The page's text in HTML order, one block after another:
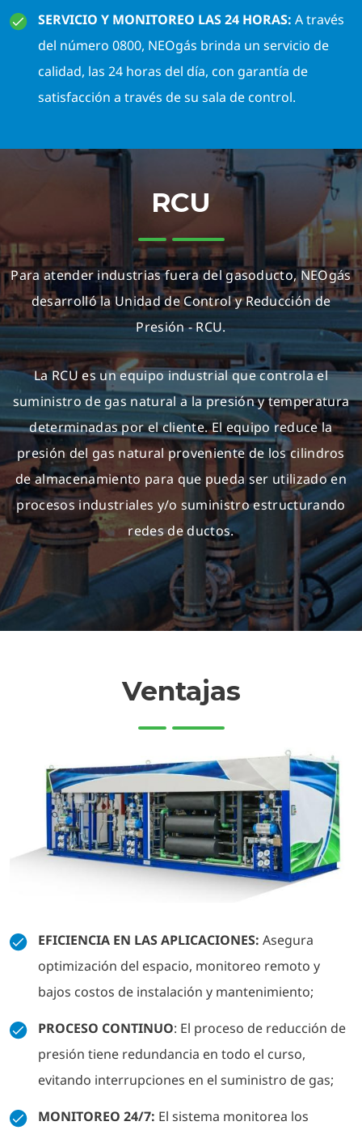
SERVICIO Y MONITOREO LAS 24 HORAS: A través
del número 0800, NEOgás brinda un servicio de
calidad, las 24 horas del día, con garantía de
satisfacción a través de su sala de control.
RCU
Para atender industrias fuera del gasoducto, NEOgás
desarrolló la Unidad de Control y Reducción de
Presión - RCU.
La RCU es un equipo industrial que controla el
suministro de gas natural a la presión y temperatura
determinadas por el cliente. El equipo reduce la
presión del gas natural proveniente de los cilindros
de almacenamiento para que pueda ser utilizado en
procesos industriales y/o suministro estructurando
redes de ductos.
Ventajas
EFICIENCIA EN LAS APLICACIONES: Asegura
optimización del espacio, monitoreo remoto y
bajos costos de instalación y mantenimiento;
PROCESO CONTINUO: El proceso de reducción de
presión tiene redundancia en todo el curso,
evitando interrupciones en el suministro de gas;
MONITOREO 24/7: El sistema monitorea los